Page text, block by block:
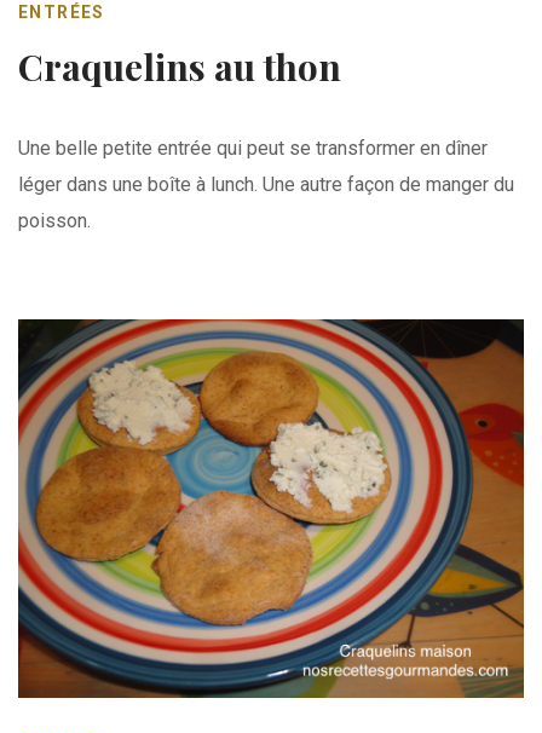
ENTRÉES
Craquelins au thon
Une belle petite entrée qui peut se transformer en dîner
léger dans une boîte à lunch. Une autre façon de manger du
poisson.